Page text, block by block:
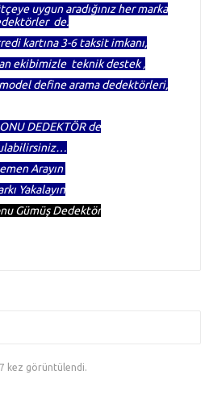
uygun aradığınız her marka
de.
kartına 3-6 taksit imkanı,
ekibimizle teknik destek ,
model define arama dedektörleri,
DEDEKTÖR de
Arayın
Yakalayın
Gümüş Dedektör
kez görüntülendi.